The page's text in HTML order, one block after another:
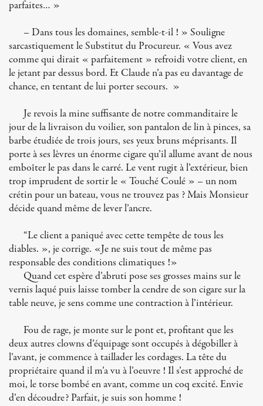
parfaites… »
– Dans tous les domaines, semble-t-il ! » Souligne
sarcastiquement le Substitut du Procureur. « Vous avez
comme qui dirait « parfaitement » refroidi votre client, en
le jetant par dessus bord. Et Claude n’a pas eu davantage de
chance, en tentant de lui porter secours. »
Je revois la mine suffisante de notre commanditaire le
jour de la livraison du voilier, son pantalon de lin à pinces, sa
barbe étudiée de trois jours, ses yeux bruns méprisants. Il
porte à ses lèvres un énorme cigare qu’il allume avant de nous
emboîter le pas dans le carré. Le vent rugit à l’extérieur, bien
trop imprudent de sortir le « Touché Coulé » – un nom
crétin pour un bateau, vous ne trouvez pas ? Mais Monsieur
décide quand même de lever l’ancre.
“Le client a paniqué avec cette tempête de tous les
diables. », je corrige. «Je ne suis tout de même pas
responsable des conditions climatiques !»
Quand cet espère d’abruti pose ses grosses mains sur le
vernis laqué puis laisse tomber la cendre de son cigare sur la
table neuve, je sens comme une contraction à l’intérieur.
Fou de rage, je monte sur le pont et, profitant que les
deux autres clowns d’équipage sont occupés à dégobiller à
l’avant, je commence à taillader les cordages. La tête du
propriétaire quand il m’a vu à l’oeuvre ! Il s’est approché de
moi, le torse bombé en avant, comme un coq excité. Envie
d’en découdre? Parfait, je suis son homme !